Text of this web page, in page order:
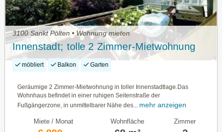
3100 Sankt Pölten • Wohnung mieten
Innenstadt; tolle 2 Zimmer-Mietwohnung
möbliert Balkon Garten
Geräumige 2 Zimmer-Mietwohnung in toller Innenstadtlage.Das
Wohnhaus befindet in einer ruhigen Seitenstraße der
Fußgängerzone, in unmittelbarer Nähe des...
mehr anzeigen
Miete / Monat Wohnfläche Zimmer